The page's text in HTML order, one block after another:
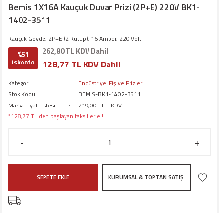
Bemis 1X16A Kauçuk Duvar Prizi (2P+E) 220V BK1-
1402-3511
Kauçuk Gövde, 2P+E (2 Kutup), 16 Amper, 220 Volt
%51
iskonto
262,80 TL KDV Dahil
128,77 TL KDV Dahil
Kategori
Endüstriyel Fiş ve Prizler
Stok Kodu
BEMİS-BK1-1402-3511
Marka Fiyat Listesi
219,00 TL + KDV
*128,77 TL den başlayan taksitlerle!!
- +
SEPETE EKLE KURUMSAL & TOPTAN SATIŞ